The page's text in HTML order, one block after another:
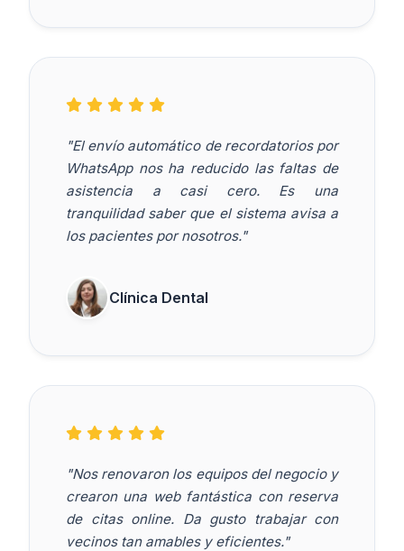
"El envío automático de recordatorios por
WhatsApp nos ha reducido las faltas de
asistencia a casi cero. Es una
tranquilidad saber que el sistema avisa a
los pacientes por nosotros."
Clínica Dental
"Nos renovaron los equipos del negocio y
crearon una web fantástica con reserva
de citas online. Da gusto trabajar con
vecinos tan amables y eficientes."